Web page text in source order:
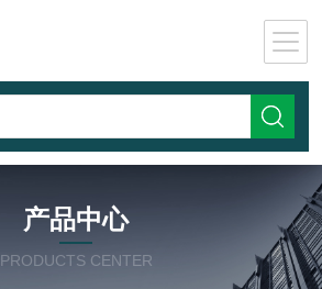
产品中心
PRODUCTS CENTER